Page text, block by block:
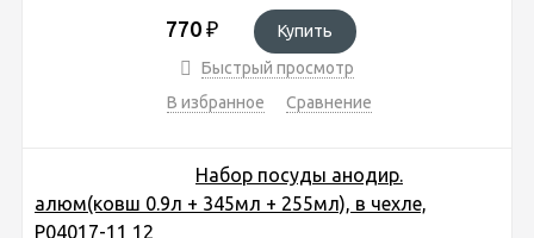
770 ₽
Купить
Быстрый просмотр
В избранное
Сравнение
Набор посуды анодир.
алюм(ковш 0.9л + 345мл + 255мл), в чехле,
P04017-11 12